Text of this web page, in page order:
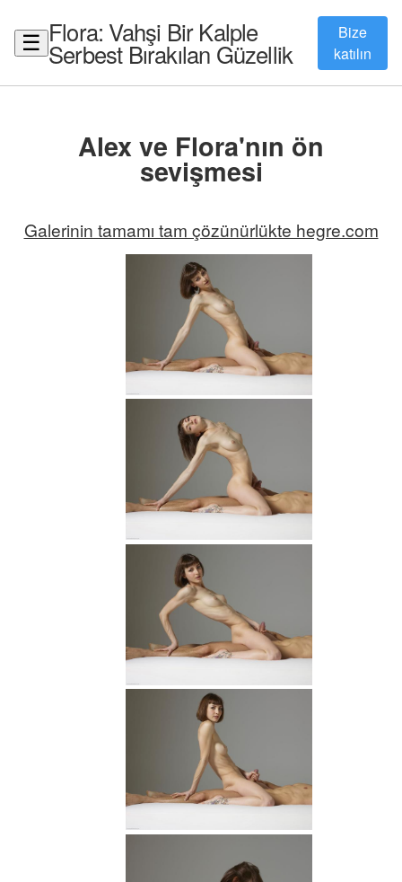
☰ Flora: Vahşi Bir Kalple
Serbest Bırakılan Güzellik
Bize
katılın
Alex ve Flora'nın ön
sevişmesi
Galerinin tamamı tam çözünürlükte hegre.com